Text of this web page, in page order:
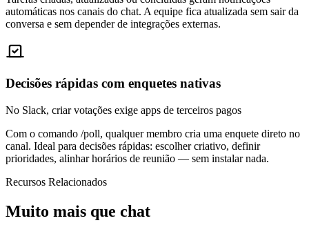
automáticas nos canais do chat. A equipe fica atualizada sem sair da
conversa e sem depender de integrações externas.
Decisões rápidas com enquetes nativas
No Slack, criar votações exige apps de terceiros pagos
Com o comando /poll, qualquer membro cria uma enquete direto no
canal. Ideal para decisões rápidas: escolher criativo, definir
prioridades, alinhar horários de reunião — sem instalar nada.
Recursos Relacionados
Muito mais que chat